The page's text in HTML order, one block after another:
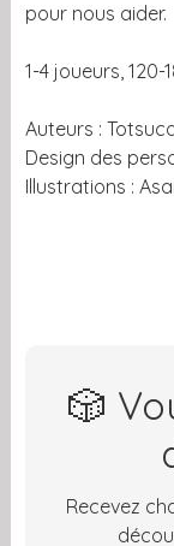
pour nous aider.
1-4 joueurs, 120-
Auteurs :
Design des
Illustrations :
🎲
Recevez